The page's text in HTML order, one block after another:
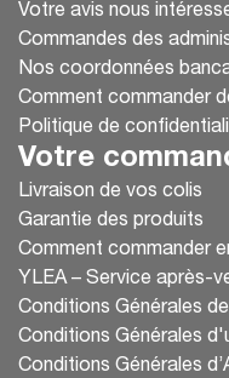
Votre avis nous
Commandes des
Nos coordonnées
Comment commander
Politique de
Votre
Livraison de vos colis
Garantie des produits
Comment commander
YLEA – Service après-
Conditions Générales
Conditions Générales
Conditions Générales